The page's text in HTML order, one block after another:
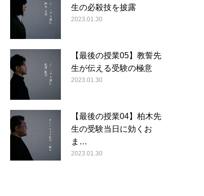
生の必殺技を披露
2023.01.30
【最後の授業05】教誓先
生が伝える受験の極意
2023.01.30
【最後の授業04】柏木先
生の受験当日に効くお
ま…
2023.01.30